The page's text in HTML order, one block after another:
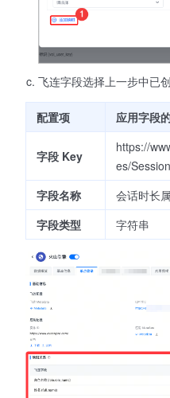
飞连字段选择上一步中已
配置项 应用字段
字段 Key
https://
es/
字段名称
会话时长
字段类型
字符串